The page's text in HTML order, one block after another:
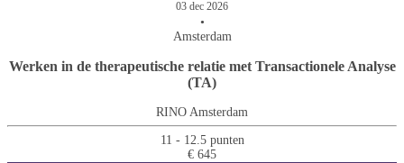
03 dec 2026
•
Amsterdam
Werken in de therapeutische relatie met Transactionele Analyse
(TA)
RINO Amsterdam
11 - 12.5 punten
€ 645